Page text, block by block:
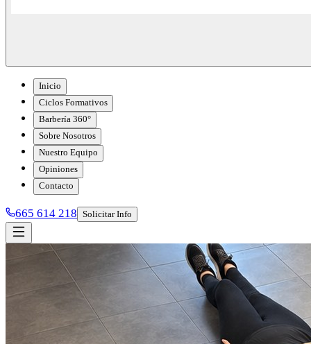
Inicio
Ciclos Formativos
Barbería 360°
Sobre Nosotros
Nuestro Equipo
Opiniones
Contacto
665 614 218 Solicitar Info